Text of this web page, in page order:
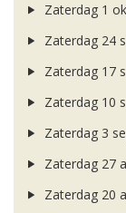
Zaterdag 1
Zaterdag 24
Zaterdag 17
Zaterdag 10
Zaterdag 3
Zaterdag 27
Zaterdag 20